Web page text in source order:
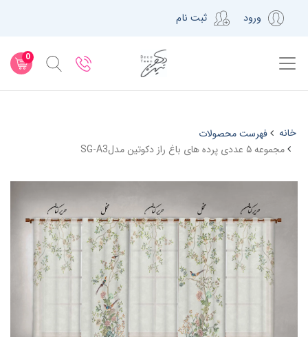
ورود ثبت نام
0
خانه
فهرست محصولات
مجموعه ۵ عددی پرده های باغ راز دکوتین مدلSG-A3